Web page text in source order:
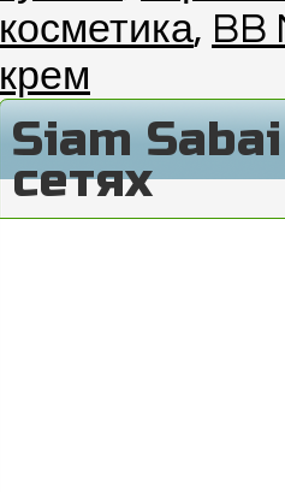
косметика, BB
крем
Siam
сетях